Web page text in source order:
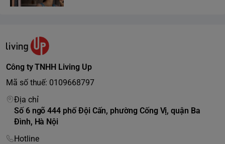
Công ty TNHH Living Up
Mã số thuế: 0109668797
Địa chỉ
Số 6 ngõ 444 phố Đội Cấn, phường Cống Vị, quận Ba
Đình, Hà Nội
Hotline